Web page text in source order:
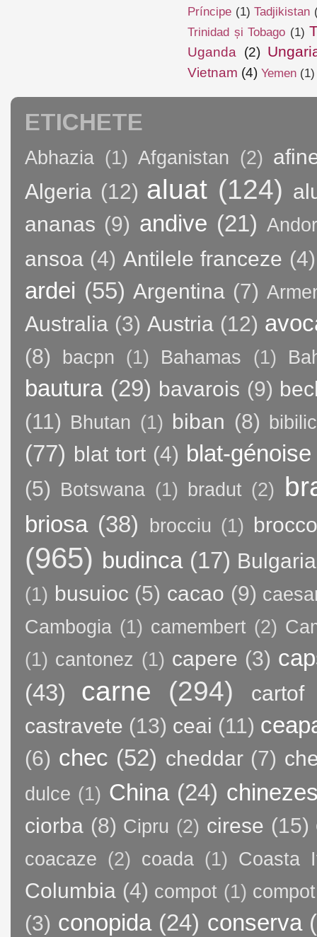
Príncipe (1) Tadjikistan
Trinidad și Tobago (1)
Uganda (2)
Vietnam (4) Yemen (1)
ETICHETE
Abhazia (1) Afganistan (2)
Algeria (12) aluat (124)
ananas (9) andive (21)
ansoa (4) Antilele franceze (4)
ardei (55) Argentina (7)
Australia (3) Austria (12)
(8) bacpn (1) Bahamas (1)
bautura (29) bavarois (9)
(11) Bhutan (1) biban (8)
(77) blat tort (4) blat-génoise
(5) Botswana (1) bradut (2)
briosa (38) brocciu (1)
(965) budinca (17) Bulgaria
(1) busuioc (5) cacao (9)
Cambogia (1) camembert (2)
(1) cantonez (1) capere (3)
(43)
carne (294)
cartof
castravete (13) ceai (11)
(6) chec (52) cheddar (7)
dulce (1) China (24)
ciorba (8) Cipru (2) cirese (15)
coacaze (2) coada (1) Coasta
Columbia (4) compot (1)
(3) conopida (24) conserva